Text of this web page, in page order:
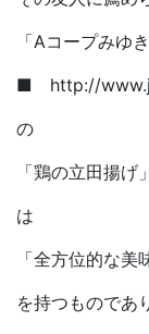
「Aコープみゆき
■ http://
の
「鶏の立田揚げ」
は
「全方位的な美
を持つものであ